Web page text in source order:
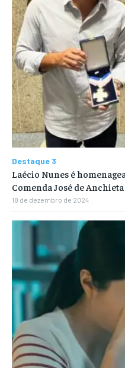
Destaque 3
Laécio Nunes é
Comenda José de
18 de dezembro de 2024